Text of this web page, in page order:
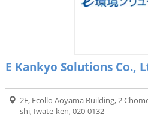
E Kankyo Solutions Co.,
2F, Ecollo Aoyama Building, 2
shi, Iwate-ken, 020-0132